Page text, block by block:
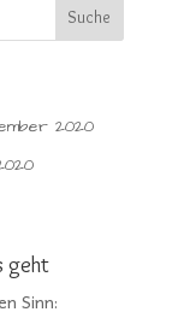
2020
geht
Sinn: